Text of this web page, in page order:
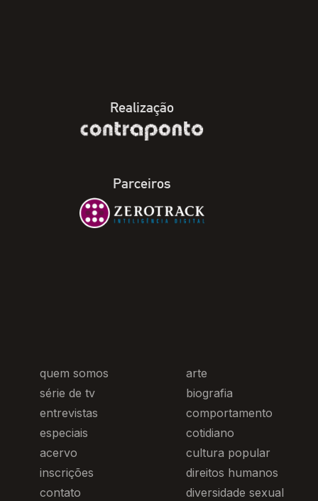
Realização
Parceiros
quem somos
série de tv
entrevistas
especiais
acervo
inscrições
contato
arte
biografia
comportamento
cotidiano
cultura popular
direitos humanos
diversidade sexual